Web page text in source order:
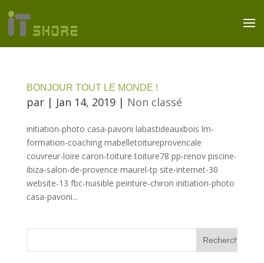
BONJOUR TOUT LE MONDE !
par | Jan 14, 2019| Non classé
initiation-photo casa-pavoni labastideauxbois lm-
formation-coaching mabelletoitureprovencale
couvreur-loire caron-toiture toiture78 pp-renov piscine-
ibiza-salon-de-provence maurel-tp site-internet-30
website-13 fbc-nuisible peinture-chiron initiation-photo
casa-pavoni...